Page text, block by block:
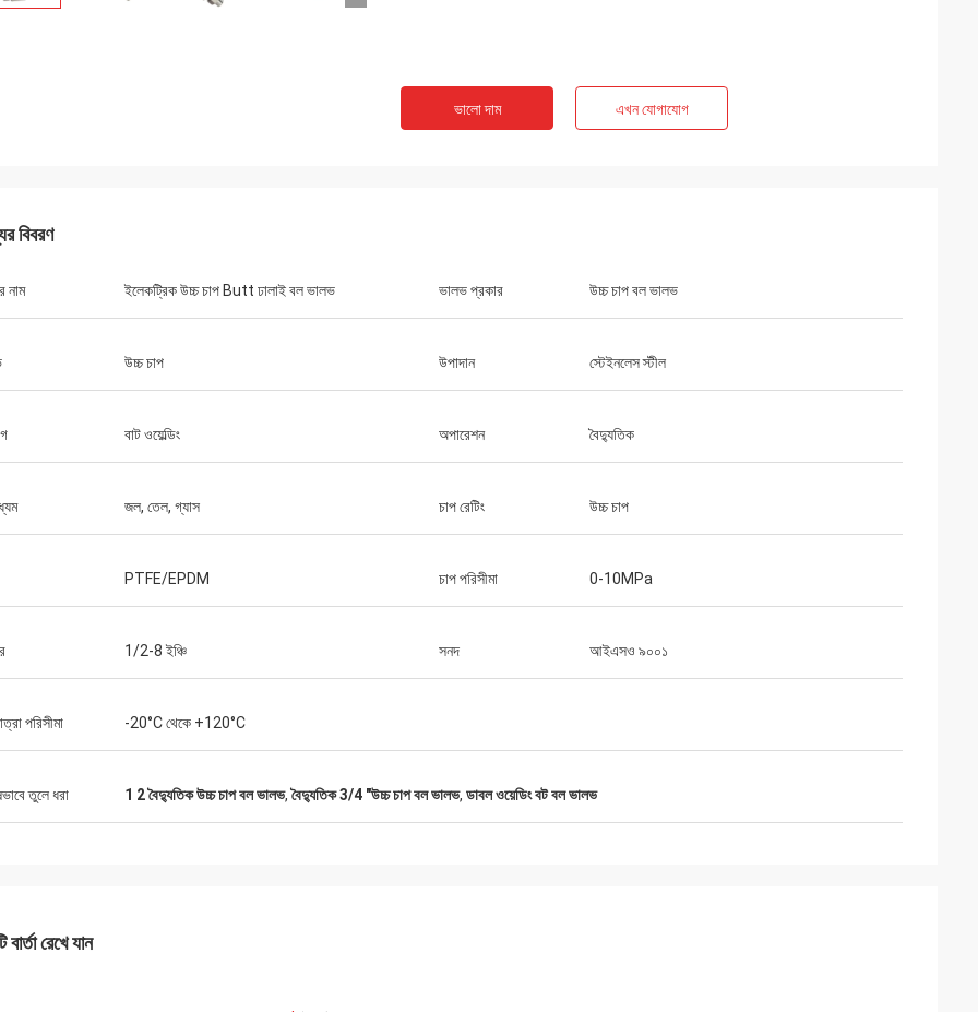
ভালো দাম এখন যোগাযোগ
বিবরণ
নাম ইলেকট্রিক উচ্চ চাপ Butt ঢালাই বল ভালভ ভালভ প্রকার উচ্চ চাপ বল ভালভ
উচ্চ চাপ উপাদান স্টেইনলেস স্টীল
বাট ওয়েল্ডিং অপারেশন বৈদ্যুতিক
জল, তেল, গ্যাস চাপ রেটিং উচ্চ চাপ
PTFE/EPDM চাপ পরিসীমা 0-10MPa
1/2-8 ইঞ্চি সনদ আইএসও ৯০০১
পরিসীমা -20°C থেকে +120°C
তুলে ধরা 1 2 বৈদ্যুতিক উচ্চ চাপ বল ভালভ,বৈদ্যুতিক 3/4 "উচ্চ চাপ বল ভালভ, ডাবল ওয়েডিং বট বল ভালভ
বার্তা রেখে যান